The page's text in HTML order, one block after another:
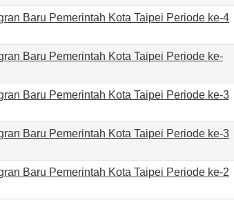
Baru Pemerintah Kota Taipei Periode ke-4
Baru Pemerintah Kota Taipei Periode ke-
Baru Pemerintah Kota Taipei Periode ke-3
Baru Pemerintah Kota Taipei Periode ke-3
Baru Pemerintah Kota Taipei Periode ke-2